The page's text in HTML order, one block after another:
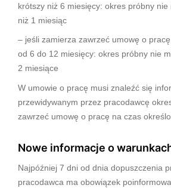
krótszy niż 6 miesięcy: okres próbny nie
niż 1 miesiąc
– jeśli zamierza zawrzeć umowę o
od 6 do 12 miesięcy: okres próbny nie
2 miesiące
W umowie o pracę musi znaleźć się
przewidywanym przez pracodawcę
zawrzeć umowę o pracę na czas
Nowe informacje o
Najpóźniej 7 dni od dnia dopuszczenia
pracodawca ma obowiązek